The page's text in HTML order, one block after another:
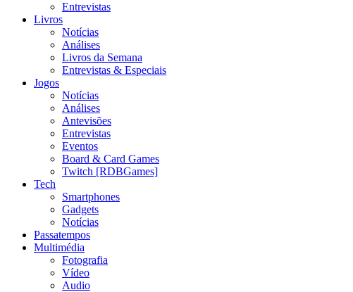
Entrevistas
Livros
Notícias
Análises
Livros da Semana
Entrevistas & Especiais
Jogos
Notícias
Análises
Antevisões
Entrevistas
Eventos
Board & Card Games
Twitch [RDBGames]
Tech
Smartphones
Gadgets
Notícias
Passatempos
Multimédia
Fotografia
Vídeo
Audio